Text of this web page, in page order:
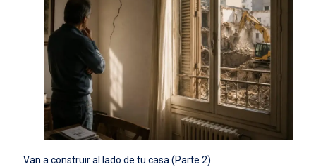
Van a construir al lado de tu casa (Parte 2)